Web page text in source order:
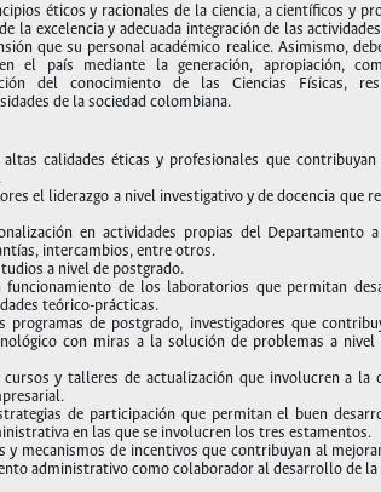
éticos y racionales de la ciencia, a científicos y
la excelencia y adecuada integración de las
que su personal académico realice. Asimismo,
el país mediante la generación, apropiación,
del conocimiento de las Ciencias Físicas,
de la sociedad colombiana.
calidades éticas y profesionales que
el liderazgo a nivel investigativo y de docencia que
en actividades propias del Departamento
intercambios, entre otros.
a nivel de postgrado.
de los laboratorios que permitan
teórico-prácticas.
de postgrado, investigadores que
con miras a la solución de problemas a nivel
y talleres de actualización que involucren a la
de participación que permitan el buen
en las que se involucren los tres estamentos.
y mecanismos de incentivos que contribuyan al
administrativo como colaborador al desarrollo de